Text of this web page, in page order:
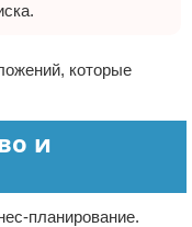
которые
и
планирование.